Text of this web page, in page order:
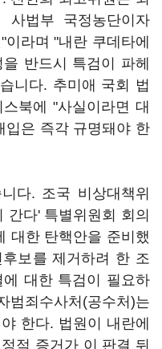
사법부 국정농단이자
라며 "내란 쿠데타에
반드시 특검이 파헤
니다. 추미애 국회 법
북에 "사실이라면 대
입은 즉각 규명돼야 한
다. 조국 비상대책위
간다' 특별위원회 회의
대한 탄핵안을 준비했
보를 제거하려 한 조
대한 특검이 필요하
범죄수사처(공수처)는
한다. 법원이 내란에
적 증거가 이 판결 뒤